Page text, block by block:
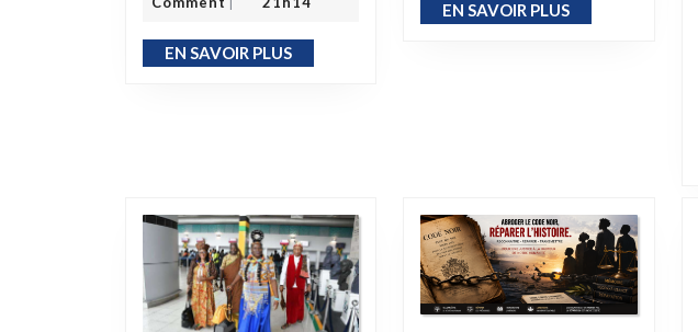
EN SAVOIR PLUSEN SAVOIR PLUS
EN SAVOIR PLUSEN SAVOIR PLUS